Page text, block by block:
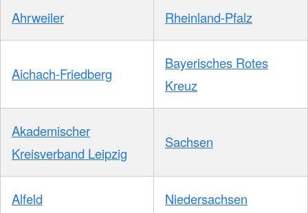
Ahrweiler Rheinland-Pfalz
Aichach-Friedberg
Bayerisches Rotes
Kreuz
Akademischer
Kreisverband Leipzig
Sachsen
Alfeld Niedersachsen